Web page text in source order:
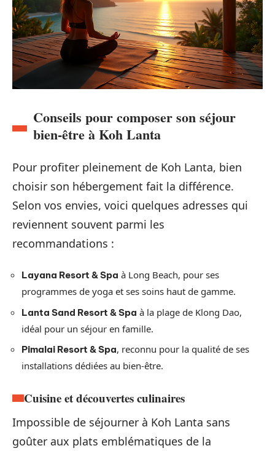
Conseils pour composer son séjour
bien-être à Koh Lanta
Pour profiter pleinement de Koh Lanta, bien
choisir son hébergement fait la différence.
Selon vos envies, voici quelques adresses qui
reviennent souvent parmi les
recommandations :
Layana Resort & Spa à Long Beach, pour ses
programmes de yoga et ses soins haut de gamme.
Lanta Sand Resort & Spa à la plage de Klong Dao,
idéal pour un séjour en famille.
Pimalai Resort & Spa, reconnu pour la qualité de ses
installations dédiées au bien-être.
Cuisine et découvertes culinaires
Impossible de séjourner à Koh Lanta sans
goûter aux plats emblématiques de la